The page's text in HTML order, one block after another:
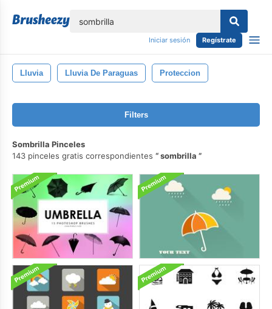
Iniciar sesión Regístrate
Lluvia Lluvia De Paraguas Proteccion
Filters
Sombrilla Pinceles
143 pinceles gratis correspondientes
sombrilla